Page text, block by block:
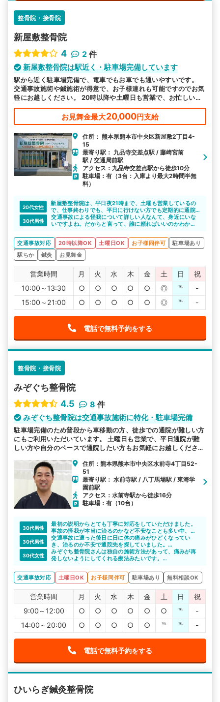
整骨院・接骨院
新屋敷整骨院
4
2 件
新屋敷整骨院は駅近く・駐車場完備しています
駅から近く駐車場完備で、電車でもお車でも通いやすいです。
交通事故施術や鍼施術が得意で、お子様連れも可能ですのでお気
軽にお越しください。 20時以降や土曜日も営業で、お忙しい方
も来院しやすい環境で皆様のお越しをお待ちしております。
お見舞金最大20,000円支給
住所： 熊本県熊本市中央区新屋敷2丁目4-
15
最寄り駅： 九品寺交差点駅 / 藤崎宮前
駅 / 交通局前駅
アクセス：九品寺交差点駅から徒歩10分
駐車場：有（3台：入庫より最大2時間半無
料）
20代女性
新屋敷整骨院は、平日夜21時まで、土曜も営業しているの
で、仕事終わりでも、平日に行けない方でも定期的に通院
できると思います。場所も熊本市の中心部にある、映画館
も入った施設内の整骨院なので、女性の方も通いやすいで
30代男性
交通事故による怪我について詳しい人なんて、身近にいな
いですよね。だからと言って、誰に頼ればいいのかわから
新屋敷整骨院は、交通事故による怪我について詳しい整骨
院です。不安や悩みなどあれば、親身になって相談に乗っ
てくれますよ。不安や悩みが少なくなれば、施術にも専念
できてよいと思います。
交通事故対応 20時以降OK 土曜日OK お子様同伴可
駐車場あり
駅ちか
鍼灸 お見舞金
営業時間 月 火 水 木 金 土 日
祝
10:00～13:30
○ ○ ○ ○ ○ ◎ ℡
-
15:00～21:00
○ ○ ○ ○ ○ ◎ ℡ -
電話で無料予約をする
整骨院・接骨院
みぞぐち整骨院
4.5
8 件
みぞぐち整骨院は交通事故施術に特化・駐車場完備
駐車場完備のため普段から車移動の方、徒歩での通院が難しい方
にもご利用いただいています。 土曜日も営業で、平日通院が難
しい方や自分のペースで通院したい方もお気軽にお越しくださ
交通事故後の各症状を得意としています。住所：熊本県熊本市中央区水前寺4丁目52-
51
最寄り駅： 水前寺駅 / 八丁馬場駅 / 東海学
園前駅
アクセス：水前寺駅から徒歩16分
駐車場：有（10台）
30代男性
最初の説明からとても丁寧に対応をしていただけました。
事故の怪我が本当に治るのかなど不安なことも多い中、
色々と相談できたのでこちらにお世話になり良かったと思
いました。
30代男性
交通事故に遭った後日に日に体の痛みがひどくなってい
き、治るのか不安で通院先を探していました。
紹介してもらった整骨院で、しっかり治療を受けることが
できて回復できたのでよかったです。
30代女性
みぞぐち整骨院さんは独自の施術方法があって、痛みが再
発しないようにしてくれる療法みたいです。
今後が楽しみです。
交通事故対応 土曜日OK お子様同伴可 駐車場あり 無料相談OK
営業時間 月 火 水 木 金 土 日
祝
9:00～12:00
○ ○ ○ ○ ○ ○ ℡
-
14:00～20:00
○ ○ ○ ○ ○ ℡ ℡ -
電話で無料予約をする
ひいらぎ鍼灸整骨院